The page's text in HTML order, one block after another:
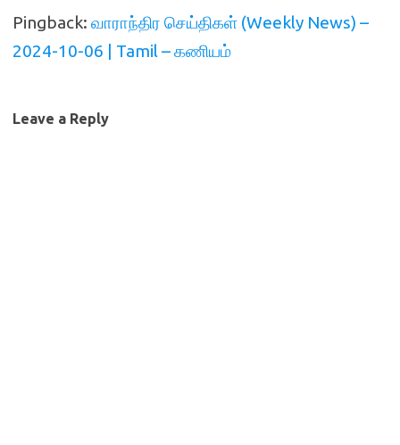
Pingback: வாராந்திர செய்திகள் (Weekly News) –
2024-10-06 | Tamil – கணியம்
Leave a Reply